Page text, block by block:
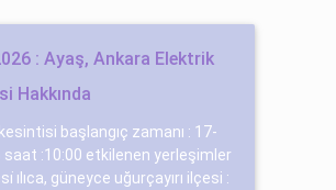
: Ayaş, Ankara Elektrik
Hakkında
başlangıç zamanı : 17-
saat :10:00 etkilenen yerleşimler
ılıca, güneyce uğurçayırı ilçesi :